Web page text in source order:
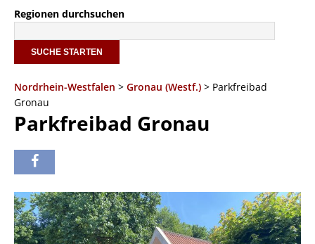
Regionen durchsuchen
Nordrhein-Westfalen > Gronau (Westf.) > Parkfreibad
Gronau
Parkfreibad Gronau